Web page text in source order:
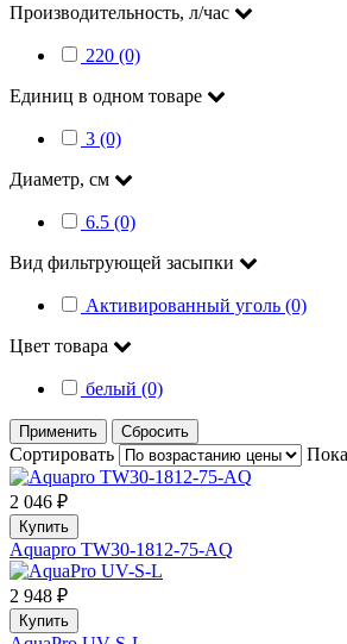
Производительность, л/час
220 (0)
Единиц в одном товаре
3 (0)
Диаметр, см
6.5 (0)
Вид фильтрующей засыпки
Активированный уголь (0)
Цвет товара
белый (0)
Применить Сбросить
Сортировать
2 046 ₽
Купить
Aquapro TW30-1812-75-AQ
2 948 ₽
Купить